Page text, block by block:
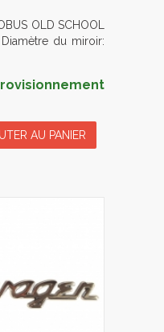
OLD SCHOOL
du miroir:
AU PANIER